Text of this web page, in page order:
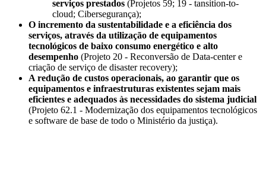
serviços prestados (Projetos 59; 19 - tansition-to-
cloud; Cibersegurança);
O incremento da sustentabilidade e a eficiência dos
serviços, através da utilização de equipamentos
tecnológicos de baixo consumo energético e alto
desempenho (Projeto 20 - Reconversão de Data-center e
criação de serviço de disaster recovery);
A redução de custos operacionais, ao garantir que os
equipamentos e infraestruturas existentes sejam mais
eficientes e adequados às necessidades do sistema judicial
(Projeto 62.1 - Modernização dos equipamentos tecnológicos
e software de base de todo o Ministério da justiça).